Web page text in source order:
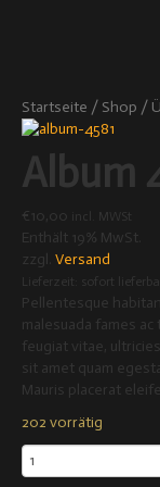
Startseite / Shop /
Album
€ 10,00 incl. MWSt
Enthält 19% MwSt.
zzgl. Versand
Lieferzeit: sofort
Pellentesque
malesuada fames
feugiat vitae,
sit amet quam
Mauris placerat
202 vorrätig